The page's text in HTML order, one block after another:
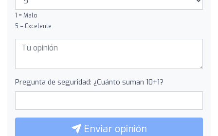
1 = Malo
5 = Excelente
Pregunta de seguridad: ¿Cuánto suman 10+1?
Enviar opinión